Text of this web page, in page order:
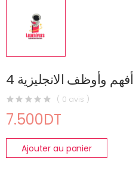
أفهم وأوظف الانجليزية 4
( 0 avis )
7.500DT
Ajouter au panier